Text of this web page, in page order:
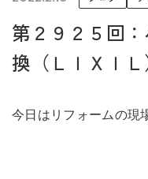
未来に住み継ぐ平
第２９２５回
換（ＬＩＸＩＬ
今日はリフォームの現